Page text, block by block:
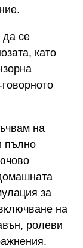
да се
като
на
пълно
за
на
ролеви